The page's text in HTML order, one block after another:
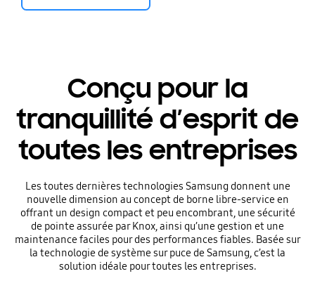
Conçu pour la
tranquillité d’esprit de
toutes les entreprises
Les toutes dernières technologies Samsung donnent une
nouvelle dimension au concept de borne libre-service en
offrant un design compact et peu encombrant, une sécurité
de pointe assurée par Knox, ainsi qu’une gestion et une
maintenance faciles pour des performances fiables. Basée sur
la technologie de système sur puce de Samsung, c’est la
solution idéale pour toutes les entreprises.